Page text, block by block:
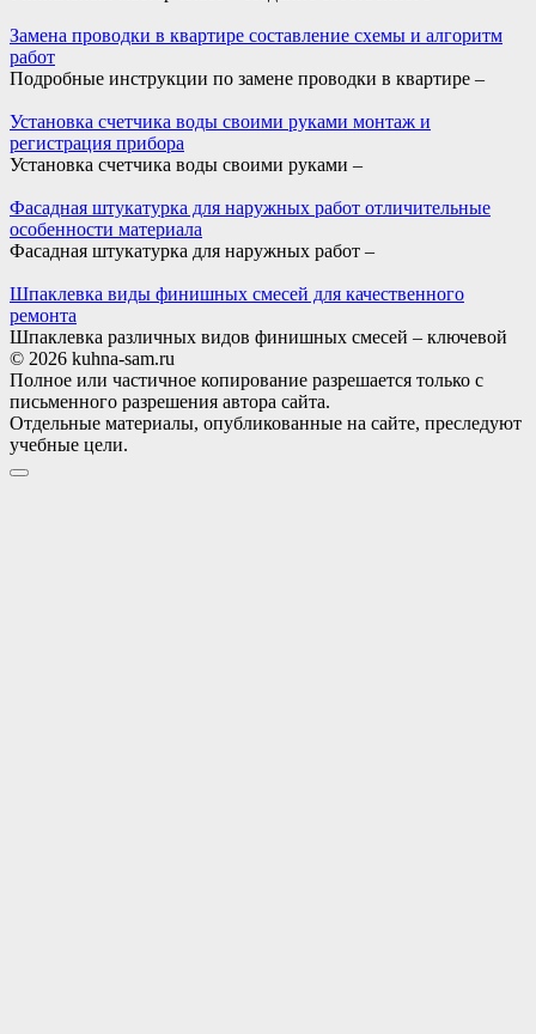
Замена проводки в квартире составление схемы и алгоритм
работ
Подробные инструкции по замене проводки в квартире –
Установка счетчика воды своими руками монтаж и
регистрация прибора
Установка счетчика воды своими руками –
Фасадная штукатурка для наружных работ отличительные
особенности материала
Фасадная штукатурка для наружных работ –
Шпаклевка виды финишных смесей для качественного
ремонта
Шпаклевка различных видов финишных смесей – ключевой
© 2026 kuhna-sam.ru
Полное или частичное копирование разрешается только с
письменного разрешения автора сайта.
Отдельные материалы, опубликованные на сайте, преследуют
учебные цели.